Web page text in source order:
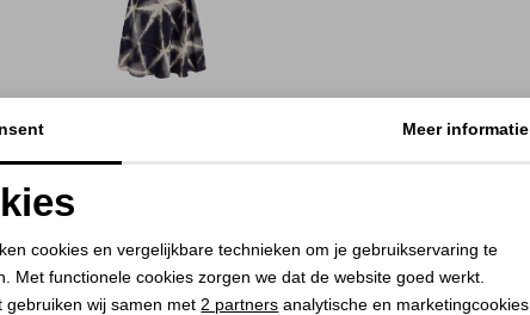
SUMMUM
Dress Tie dye viscose 413 Blue Noir
cookies Marketing cookies
Meer informatie
cookies en vergelijkbare technieken om je gebruikservaring te
Met functionele cookies zorgen we dat de website goed werkt.
gebruiken wij samen met 2 partners analytische en marketingcookies